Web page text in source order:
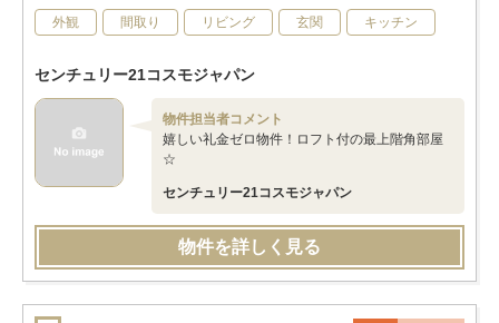
外観 間取り リビング 玄関 キッチン
センチュリー21コスモジャパン
物件担当者コメント
嬉しい礼金ゼロ物件！ロフト付の最上階角部屋
☆
センチュリー21コスモジャパン
物件を詳しく見る